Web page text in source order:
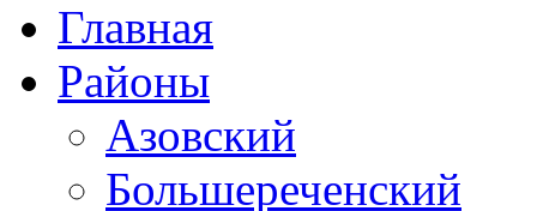
Главная
Районы
Азовский
Большереченский